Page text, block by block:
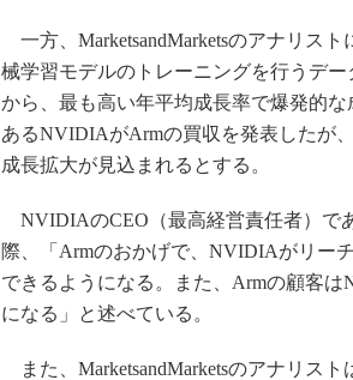
一方、MarketsandMarketsのアナリス
械学習モデルのトレーニングを行うデ
から、最も高い年平均成長率で爆発的
あるNVIDIAがArmの買収を発表したが
成長拡大が見込まれるとする。
NVIDIAのCEO（最高経営責任者）で
際、「Armのおかげで、NVIDIAがリー
できるようになる。また、Armの顧客
になる」と述べている。
また、MarketsandMarketsのアナリス